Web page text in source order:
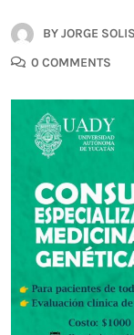
BYJORGE SOLIS
0 COMMENTS